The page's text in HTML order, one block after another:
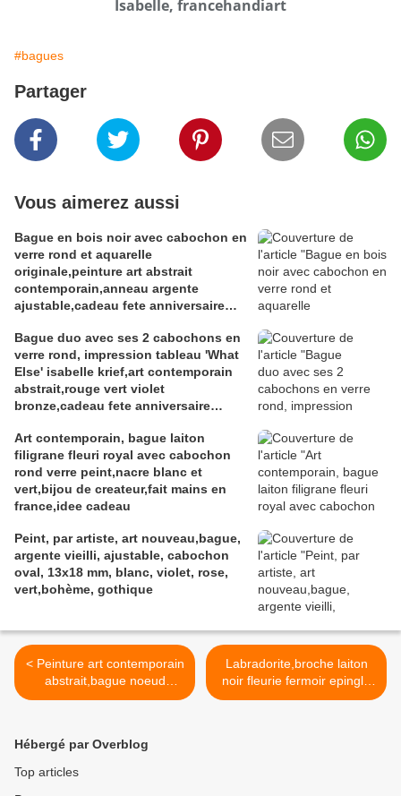
Isabelle, francehandiart
#bagues
Partager
Vous aimerez aussi
Bague en bois noir avec cabochon en
verre rond et aquarelle
originale,peinture art abstrait
contemporain,anneau argente
ajustable,cadeau fete anniversaire
Bague duo avec ses 2 cabochons en
verre rond, impression tableau 'What
Else' isabelle krief,art contemporain
abstrait,rouge vert violet
bronze,cadeau fete anniversaire
Art contemporain, bague laiton
filigrane fleuri royal avec cabochon
rond verre peint,nacre blanc et
vert,bijou de createur,fait mains en
france,idee cadeau
Peint, par artiste, art nouveau,bague,
argente vieilli, ajustable, cabochon
oval, 13x18 mm, blanc, violet, rose,
vert,bohème, gothique
< Peinture art contemporain
abstrait,bague noeud
mignon laiton bronze
jaune orange,bijou de
createur,boho bobo
Labradorite,broche laiton
noir fleurie fermoir epingle
avec cabochon oval, camé
Hébergé par Overblog
Top articles